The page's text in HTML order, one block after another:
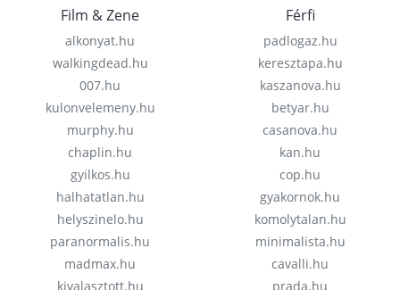
Film & Zene
alkonyat.hu
walkingdead.hu
007.hu
kulonvelemeny.hu
murphy.hu
chaplin.hu
gyilkos.hu
halhatatlan.hu
helyszinelo.hu
paranormalis.hu
madmax.hu
kivalasztott.hu
Férfi
padlogaz.hu
keresztapa.hu
kaszanova.hu
betyar.hu
casanova.hu
kan.hu
cop.hu
gyakornok.hu
komolytalan.hu
minimalista.hu
cavalli.hu
prada.hu